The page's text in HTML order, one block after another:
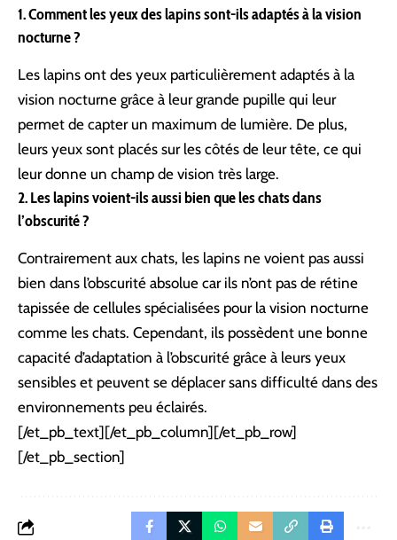
1. Comment les yeux des lapins sont-ils adaptés à la vision
nocturne ?
Les lapins ont des yeux particulièrement adaptés à la
vision nocturne grâce à leur grande pupille qui leur
permet de capter un maximum de lumière. De plus,
leurs yeux sont placés sur les côtés de leur tête, ce qui
leur donne un champ de vision très large.
2. Les lapins voient-ils aussi bien que les chats dans
l’obscurité ?
Contrairement aux chats, les lapins ne voient pas aussi
bien dans l’obscurité absolue car ils n’ont pas de rétine
tapissée de cellules spécialisées pour la vision nocturne
comme les chats. Cependant, ils possèdent une bonne
capacité d’adaptation à l’obscurité grâce à leurs yeux
sensibles et peuvent se déplacer sans difficulté dans des
environnements peu éclairés.
[/et_pb_text][/et_pb_column][/et_pb_row]
[/et_pb_section]